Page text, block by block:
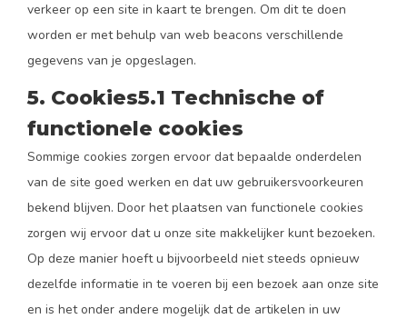
verkeer op een site in kaart te brengen. Om dit te doen
worden er met behulp van web beacons verschillende
gegevens van je opgeslagen.
5. Cookies5.1 Technische of
functionele cookies
Sommige cookies zorgen ervoor dat bepaalde onderdelen
van de site goed werken en dat uw gebruikersvoorkeuren
bekend blijven. Door het plaatsen van functionele cookies
zorgen wij ervoor dat u onze site makkelijker kunt bezoeken.
Op deze manier hoeft u bijvoorbeeld niet steeds opnieuw
dezelfde informatie in te voeren bij een bezoek aan onze site
en is het onder andere mogelijk dat de artikelen in uw